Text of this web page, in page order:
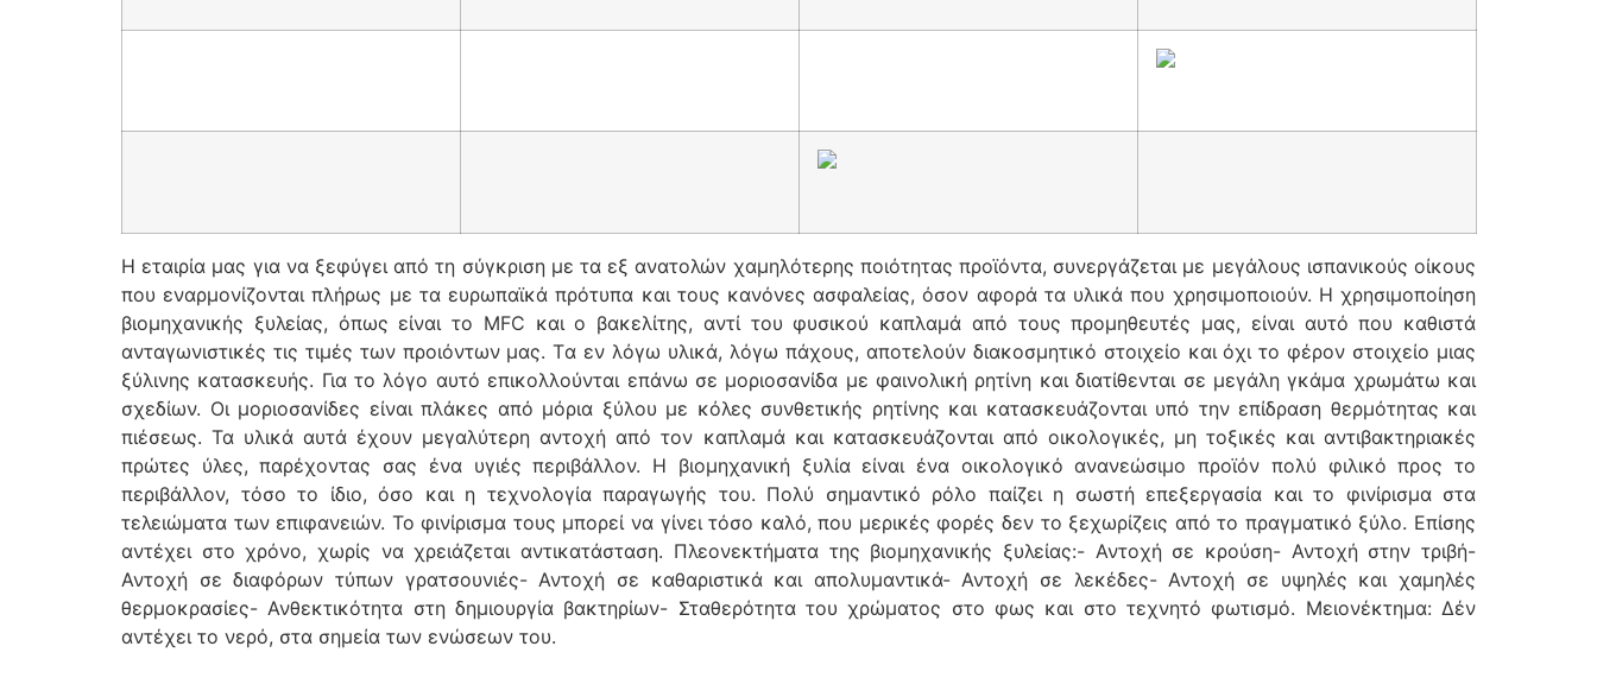
Η εταιρία μας για να ξεφύγει από τη σύγκριση με τα εξ ανατολών χαμηλότερης ποιότητας προϊόντα, συνεργάζεται με μεγάλους ισπανικούς οίκους
που εναρμονίζονται πλήρως με τα ευρωπαϊκά πρότυπα και τους κανόνες ασφαλείας, όσον αφορά τα υλικά που χρησιμοποιούν. Η χρησιμοποίηση
βιομηχανικής ξυλείας, όπως είναι το MFC και ο βακελίτης, αντί του φυσικού καπλαμά από τους προμηθευτές μας, είναι αυτό που καθιστά
ανταγωνιστικές τις τιμές των προιόντων μας. Tα εν λόγω υλικά, λόγω πάχους, αποτελούν διακοσμητικό στοιχείο και όχι το φέρον στοιχείο μιας
ξύλινης κατασκευής. Για το λόγο αυτό επικολλούνται επάνω σε μοριοσανίδα με φαινολική ρητίνη και διατίθενται σε μεγάλη γκάμα χρωμάτω και
σχεδίων. Οι μοριοσανίδες είναι πλάκες από μόρια ξύλου με κόλες συνθετικής ρητίνης και κατασκευάζονται υπό την επίδραση θερμότητας και
πιέσεως. Τα υλικά αυτά έχουν μεγαλύτερη αντοχή από τον καπλαμά και κατασκευάζονται από οικολογικές, μη τοξικές και αντιβακτηριακές
πρώτες ύλες, παρέχοντας σας ένα υγιές περιβάλλον. Η βιομηχανική ξυλία είναι ένα οικολογικό ανανεώσιμο προϊόν πολύ φιλικό προς το
περιβάλλον, τόσο το ίδιο, όσο και η τεχνολογία παραγωγής του. Πολύ σημαντικό ρόλο παίζει η σωστή επεξεργασία και το φινίρισμα στα
τελειώματα των επιφανειών. Το φινίρισμα τους μπορεί να γίνει τόσο καλό, που μερικές φορές δεν το ξεχωρίζεις από το πραγματικό ξύλο. Επίσης
αντέχει στο χρόνο, χωρίς να χρειάζεται αντικατάσταση. Πλεονεκτήματα της βιομηχανικής ξυλείας:- Αντοχή σε κρούση- Αντοχή στην τριβή-
Αντοχή σε διαφόρων τύπων γρατσουνιές- Αντοχή σε καθαριστικά και απολυμαντικά- Αντοχή σε λεκέδες- Αντοχή σε υψηλές και χαμηλές
θερμοκρασίες- Ανθεκτικότητα στη δημιουργία βακτηρίων- Σταθερότητα του χρώματος στο φως και στο τεχνητό φωτισμό. Μειονέκτημα: Δέν
αντέχει το νερό, στα σημεία των ενώσεων του.